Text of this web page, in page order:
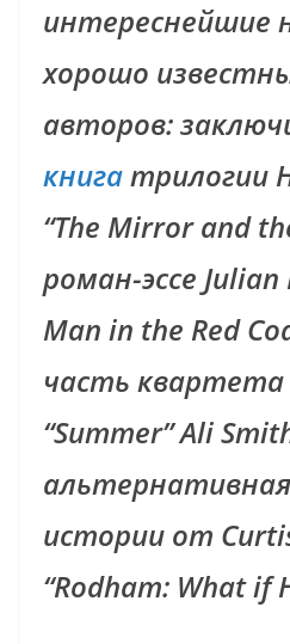
интереснейшие
хорошо
авторов:
книгатрилогии
“The Mirror and
роман-эссе Julian
Man in the Red
часть квартета
“Summer” Ali
истории от
“Rodham: What if